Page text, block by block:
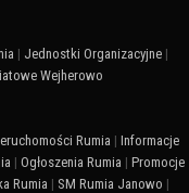
| Jednostki Organizacyjne |
Wejherowo
Rumia | Informacje
| Ogłoszenia Rumia | Promocje
Rumia | SM Rumia Janowo |